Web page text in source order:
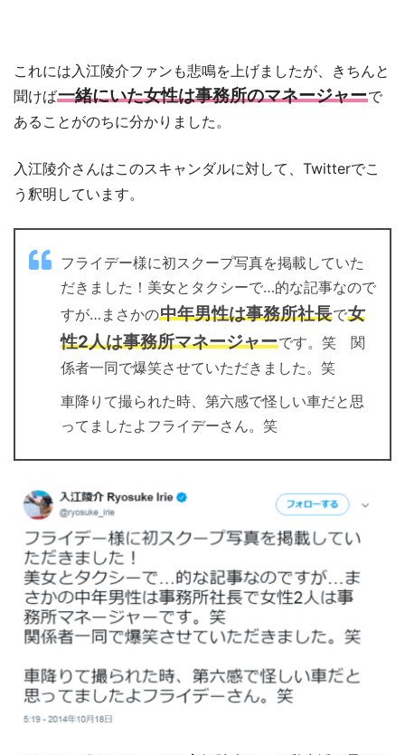
これには入江陵介ファンも悲鳴を上げましたが、きちんと
聞けば一緒にいた女性は事務所のマネージャーで
あることがのちに分かりました。
入江陵介さんはこのスキャンダルに対して、Twitterでこ
う釈明しています。
フライデー様に初スクープ写真を掲載していた
だきました！美女とタクシーで…的な記事なので
すが…まさかの中年男性は事務所社長で女
性2人は事務所マネージャーです。笑 関
係者一同で爆笑させていただきました。笑
車降りて撮られた時、第六感で怪しい車だと思
ってましたよフライデーさん。笑